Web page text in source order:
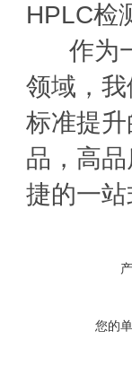
HPLC检
作为一
领域，
标准提
品，高
捷的一
您的